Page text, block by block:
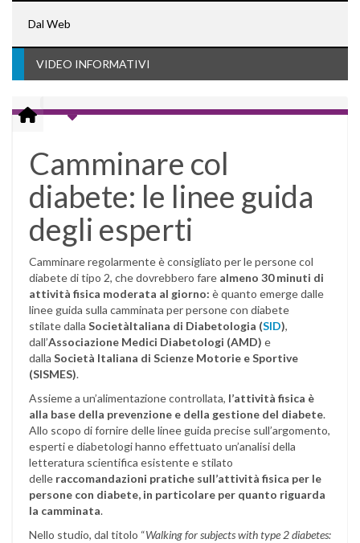
Dal Web
VIDEO INFORMATIVI
Camminare col
diabete: le linee guida
degli esperti
Camminare regolarmente è consigliato per le persone col
diabete di tipo 2, che dovrebbero fare almeno 30 minuti di
attività fisica moderata al giorno: è quanto emerge dalle
linee guida sulla camminata per persone con diabete
stilate dalla SocietàItaliana di Diabetologia (SID),
dall’Associazione Medici Diabetologi (AMD) e
dalla Società Italiana di Scienze Motorie e Sportive
(SISMES).
Assieme a un’alimentazione controllata, l’attività fisica è
alla base della prevenzione e della gestione del diabete.
Allo scopo di fornire delle linee guida precise sull’argomento,
esperti e diabetologi hanno effettuato un’analisi della
letteratura scientifica esistente e stilato
delle raccomandazioni pratiche sull’attività fisica per le
persone con diabete, in particolare per quanto riguarda
la camminata.
Nello studio, dal titolo “Walking for subjects with type 2 diabetes: